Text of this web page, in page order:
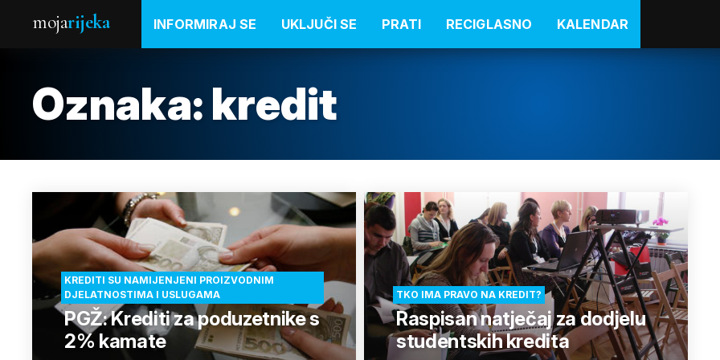
mojarijeka INFORMIRAJ SE UKLJUČI SE PRATI RECIGLASNO KALENDAR
Oznaka: kredit
KREDITI SU NAMIJENJENI PROIZVODNIM
DJELATNOSTIMA I USLUGAMA
PGŽ: Krediti za poduzetnike s
2% kamate
TKO IMA PRAVO NA KREDIT?
Raspisan natječaj za dodjelu
studentskih kredita